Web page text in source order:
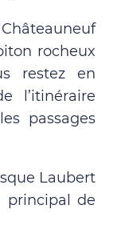
rocheux
restez en
l’itinéraire
passages
Laubert
principal de